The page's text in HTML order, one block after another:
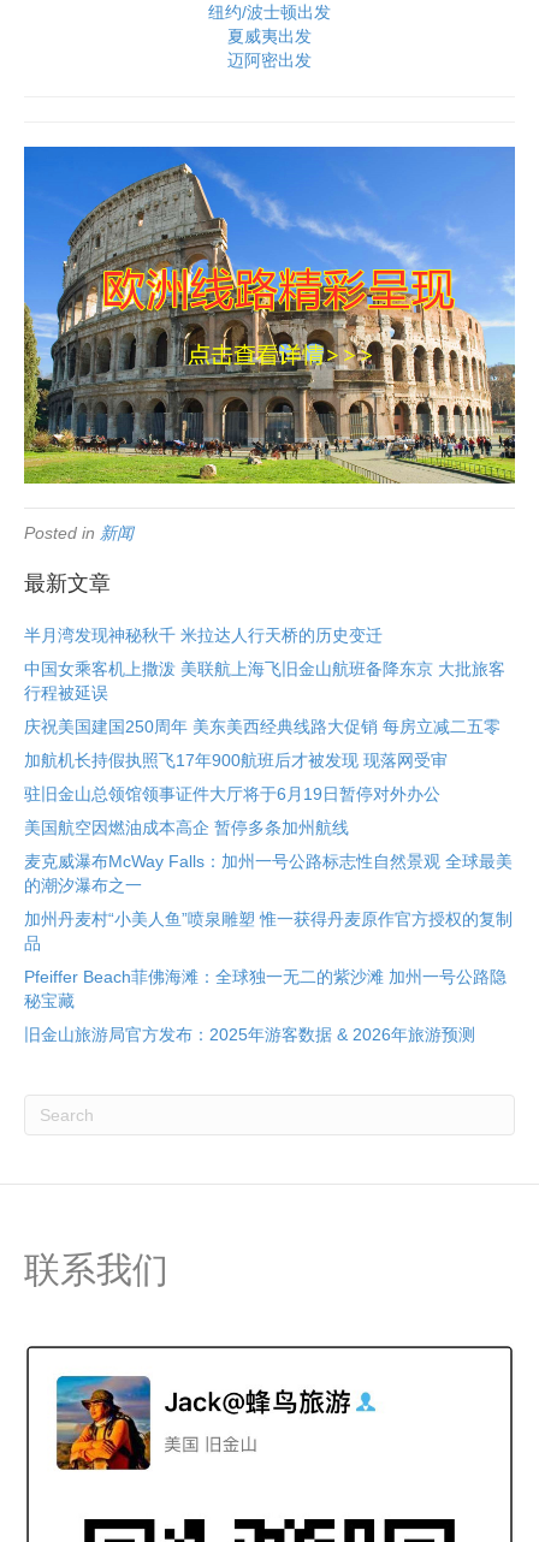
纽约/波士顿出发
夏威夷出发
迈阿密出发
Posted in 新闻
最新文章
半月湾发现神秘秋千 米拉达人行天桥的历史变迁
中国女乘客机上撒泼 美联航上海飞旧金山航班备降东京 大批旅客
行程被延误
庆祝美国建国250周年 美东美西经典线路大促销 每房立减二五零
加航机长持假执照飞17年900航班后才被发现 现落网受审
驻旧金山总领馆领事证件大厅将于6月19日暂停对外办公
美国航空因燃油成本高企 暂停多条加州航线
麦克威瀑布McWay Falls：加州一号公路标志性自然景观 全球最美
的潮汐瀑布之一
加州丹麦村“小美人鱼”喷泉雕塑 惟一获得丹麦原作官方授权的复制
品
Pfeiffer Beach菲佛海滩：全球独一无二的紫沙滩 加州一号公路隐
秘宝藏
旧金山旅游局官方发布：2025年游客数据 & 2026年旅游预测
联系我们